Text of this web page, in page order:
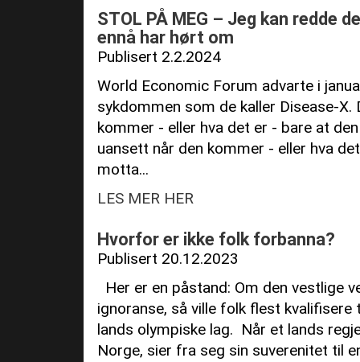
STOL PÅ MEG – Jeg kan redde
ennå har hørt om
Publisert 2.2.2024
World Economic Forum advarte i
sykdommen som de kaller Disease-X.
kommer - eller hva det er - bare at
uansett når den kommer - eller hva
motta...
LES MER HER
Hvorfor er ikke folk forbanna?
Publisert 20.12.2023
Her er en påstand: Om den vestlige
ignoranse, så ville folk flest
lands olympiske lag. Når et lands
Norge, sier fra seg sin suverenitet til